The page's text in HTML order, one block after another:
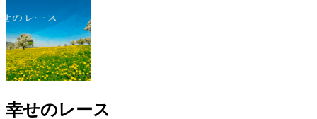
幸せのレース